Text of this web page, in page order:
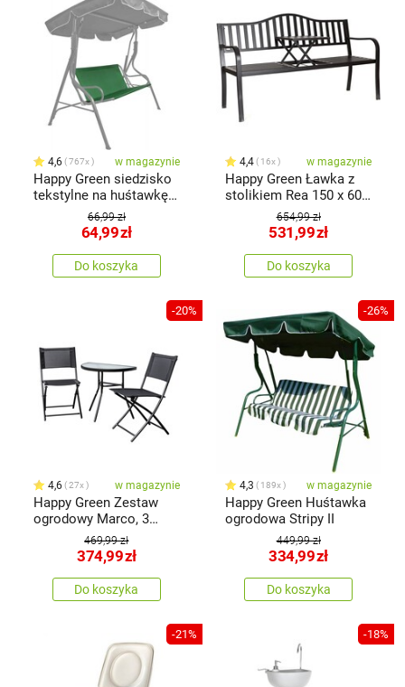
4,6 767x w magazynie
Happy Green siedzisko
tekstylne na huśtawkę
66,99 zł
64,99zł
Do koszyka
4,4 16x w magazynie
Happy Green Ławka z
stolikiem Rea 150 x 60 x
85cm, czarna
654,99 zł
531,99zł
Do koszyka
-20%
4,6 27x w magazynie
Happy Green Zestaw
ogrodowy Marco, 3
469,99 zł
374,99zł
Do koszyka
-26%
4,3 189x w magazynie
Happy Green Huśtawka
ogrodowa Stripy II
449,99 zł
334,99zł
Do koszyka
-21% -18%